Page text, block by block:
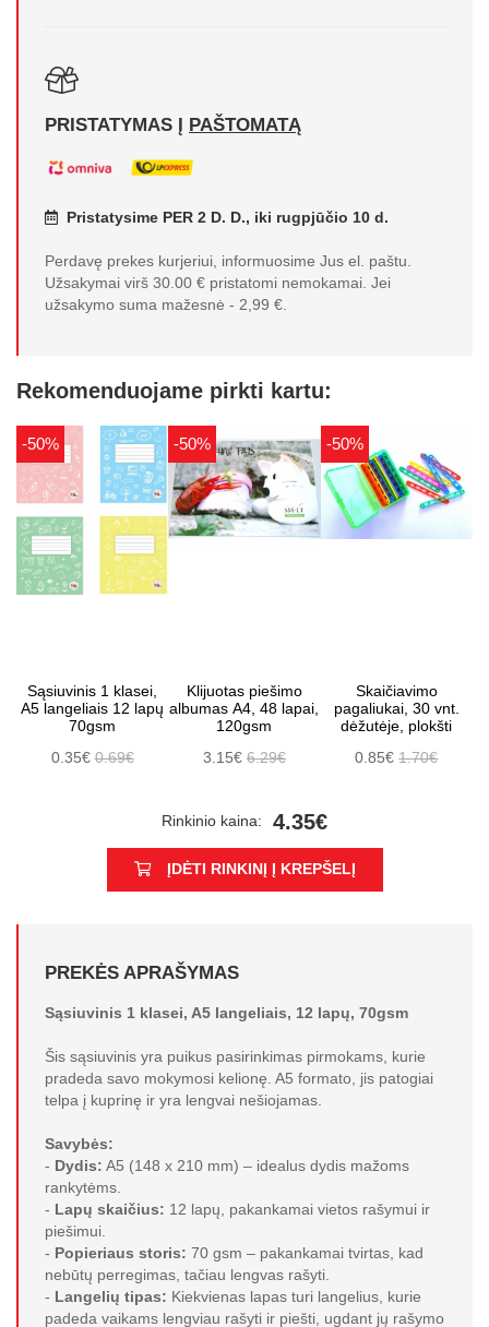
PRISTATYMAS Į PAŠTOMATĄ
Pristatysime PER 2 D. D., iki rugpjūčio 10 d.
Perdavę prekes kurjeriui, informuosime Jus el. paštu.
Užsakymai virš 30.00 € pristatomi nemokamai. Jei
užsakymo suma mažesnė - 2,99 €.
Rekomenduojame pirkti kartu:
-50%
Sąsiuvinis 1 klasei,
A5 langeliais 12 lapų
70gsm
0.35€0.69€
-50%
Klijuotas piešimo
albumas A4, 48 lapai,
120gsm
3.15€ 6.29€
-50%
Skaičiavimo
pagaliukai, 30 vnt.
dėžutėje, plokšti
0.85€1.70€
Rinkinio kaina: 4.35€
ĮDĖTI RINKINĮ Į KREPŠELĮ
PREKĖS APRAŠYMAS
Sąsiuvinis 1 klasei, A5 langeliais, 12 lapų, 70gsm
Šis sąsiuvinis yra puikus pasirinkimas pirmokams, kurie
pradeda savo mokymosi kelionę. A5 formato, jis patogiai
telpa į kuprinę ir yra lengvai nešiojamas.
Savybės:
- Dydis: A5 (148 x 210 mm) – idealus dydis mažoms
rankytėms.
- Lapų skaičius: 12 lapų, pakankamai vietos rašymui ir
piešimui.
- Popieriaus storis: 70 gsm – pakankamai tvirtas, kad
nebūtų perregimas, tačiau lengvas rašyti.
- Langelių tipas: Kiekvienas lapas turi langelius, kurie
padeda vaikams lengviau rašyti ir piešti, ugdant jų rašymo